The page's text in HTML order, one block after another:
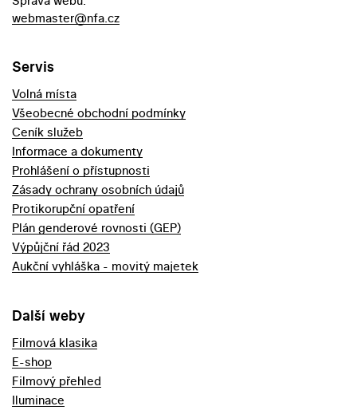
webmaster@nfa.cz
Servis
Volná místa
Všeobecné obchodní podmínky
Ceník služeb
Informace a dokumenty
Prohlášení o přístupnosti
Zásady ochrany osobních údajů
Protikorupční opatření
Plán genderové rovnosti (GEP)
Výpůjční řád 2023
Aukční vyhláška - movitý majetek
Další weby
Filmová klasika
E-shop
Filmový přehled
Iluminace